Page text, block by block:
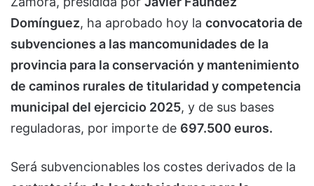
Domínguez, ha aprobado hoy la convocatoria de
subvenciones a las mancomunidades de la
provincia para la conservación y mantenimiento
de caminos rurales de titularidad y competencia
municipal del ejercicio 2025, y de sus bases
reguladoras, por importe de 697.500 euros.
Será subvencionables los costes derivados de la